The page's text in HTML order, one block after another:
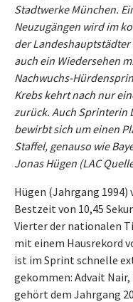
Stadtwerke München.
Neuzugängen wird im
der
auch ein Wiedersehen
Nachwuchs-
Krebs kehrt nach nur
zurück. Auch Sprinterin
bewirbt sich um einen
Staffel, genauso wie
Jonas Hügen (LAC
Hügen (Jahrgang
Bestzeit von 10,45
Vierter der nationalen
mit einem Hausrekord
ist im Sprint schnelle
gekommen: Advait Nair,
gehört dem Jahrgang